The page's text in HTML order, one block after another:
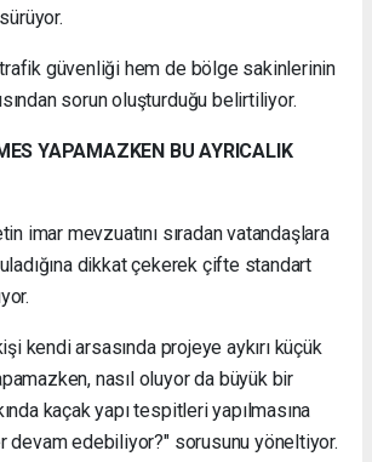
güvenliği hem de bölge sakinlerinin
sorun oluşturduğu belirtiliyor.
YAPAMAZKEN BU AYRICALIK
imar mevzuatını sıradan vatandaşlara
dikkat çekerek çifte standart
kendi arsasında projeye aykırı küçük
nasıl oluyor da büyük bir
kaçak yapı tespitleri yapılmasına
devam edebiliyor?" sorusunu yöneltiyor.